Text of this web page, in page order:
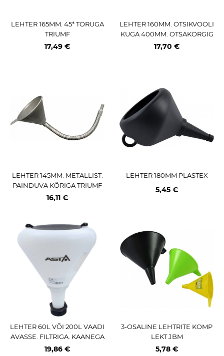
LEHTER 165MM. 45* TORUGA
TRIUMF
17,49 €
LEHTER 160MM. OTSIKVOOLI
KUGA 400MM. OTSAKORGIG
A JA KAANEGA TRIUMF
17,70 €
LEHTER 145MM. METALLIST.
PAINDUVA KÕRIGA TRIUMF
16,11 €
LEHTER 180MM PLASTEX
5,45 €
LEHTER 60L VÕI 200L VAADI
AVASSE. FILTRIGA. KAANEGA
SULETAV ASTA
19,86 €
3-OSALINE LEHTRITE KOMP
LEKT JBM
5,78 €